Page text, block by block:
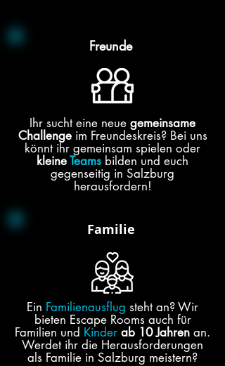
Freunde
Ihr sucht eine neue gemeinsame
Challengeim Freundeskreis? Bei uns
könnt ihr gemeinsam spielen oder
kleineTeams bilden und euch
gegenseitig in Salzburg
herausfordern!
Familie
Ein Familienausflug steht an? Wir
bieten Escape Rooms auch für
Familien und Kinder ab 10 Jahren an.
Werdet ihr die Herausforderungen
als Familie in Salzburg meistern?